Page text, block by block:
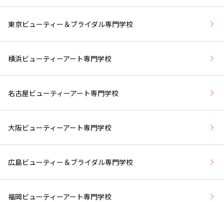
東京ビューティー＆ブライダル専門学校
横浜ビューティーアート専門学校
名古屋ビューティーアート専門学校
大阪ビューティーアート専門学校
広島ビューティー＆ブライダル専門学校
福岡ビューティーアート専門学校